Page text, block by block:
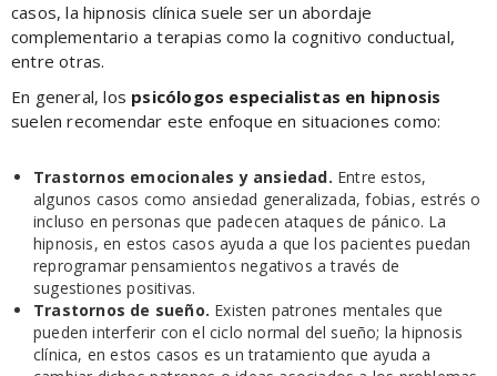
casos, la hipnosis clínica suele ser un abordaje
complementario a terapias como la cognitivo conductual,
entre otras.
En general, los psicólogos especialistas en hipnosis
suelen recomendar este enfoque en situaciones como:
Trastornos emocionales y ansiedad. Entre estos,
algunos casos como ansiedad generalizada, fobias, estrés o
incluso en personas que padecen ataques de pánico. La
hipnosis, en estos casos ayuda a que los pacientes puedan
reprogramar pensamientos negativos a través de
sugestiones positivas.
Trastornos de sueño. Existen patrones mentales que
pueden interferir con el ciclo normal del sueño; la hipnosis
clínica, en estos casos es un tratamiento que ayuda a